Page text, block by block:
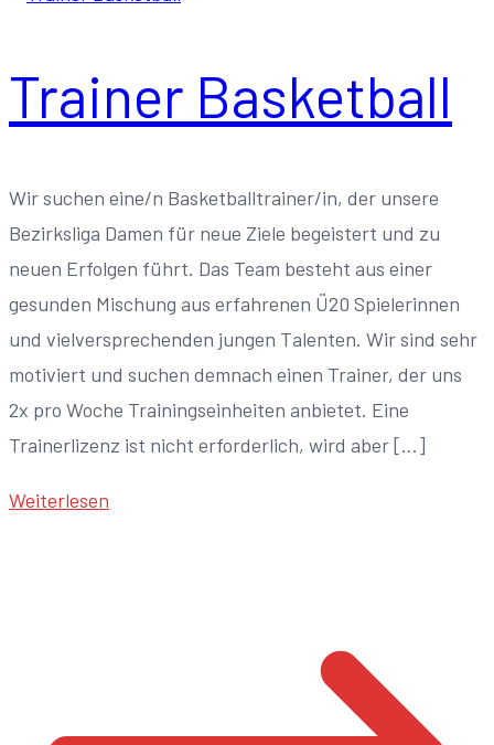
Trainer Basketball
Wir suchen eine/n Basketballtrainer/in, der unsere
Bezirksliga Damen für neue Ziele begeistert und zu
neuen Erfolgen führt. Das Team besteht aus einer
gesunden Mischung aus erfahrenen Ü20 Spielerinnen
und vielversprechenden jungen Talenten. Wir sind sehr
motiviert und suchen demnach einen Trainer, der uns
2x pro Woche Trainingseinheiten anbietet. Eine
Trainerlizenz ist nicht erforderlich, wird aber […]
Weiterlesen